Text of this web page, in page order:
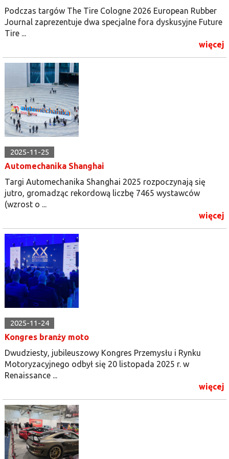
Podczas targów The Tire Cologne 2026 European Rubber
Journal zaprezentuje dwa specjalne fora dyskusyjne Future
Tire ...
więcej
2025-11-25
Automechanika Shanghai
Targi Automechanika Shanghai 2025 rozpoczynają się
jutro, gromadząc rekordową liczbę 7465 wystawców
(wzrost o ...
więcej
2025-11-24
Kongres branży moto
Dwudziesty, jubileuszowy Kongres Przemysłu i Rynku
Motoryzacyjnego odbył się 20 listopada 2025 r. w
Renaissance ...
więcej